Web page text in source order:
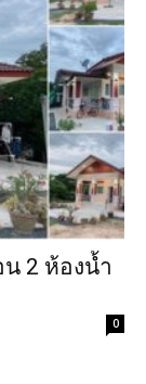
2 ห้องน้ำ
0